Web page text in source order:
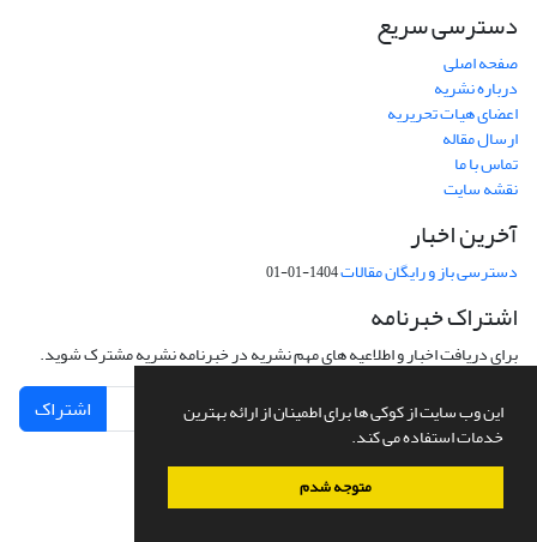
این وب سایت از کوکی ها برای اطمینان از ارائه بهترین
خدمات استفاده می کند.
متوجه شدم
دسترسی سریع
صفحه اصلی
درباره نشریه
اعضای هیات تحریریه
ارسال مقاله
تماس با ما
نقشه سایت
آخرین اخبار
دسترسی باز و رایگان مقالات1404-01-01
اشتراک خبرنامه
برای دریافت اخبار و اطلاعیه های مهم نشریه در خبرنامه نشریه مشترک شوید.
اشتراک
سامانه مدیریت نشریات علمی.طراحی و پیاده سازی ازسیناوب